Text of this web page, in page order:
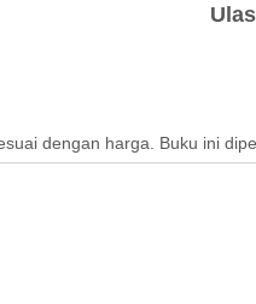
dengan harga. Buku ini